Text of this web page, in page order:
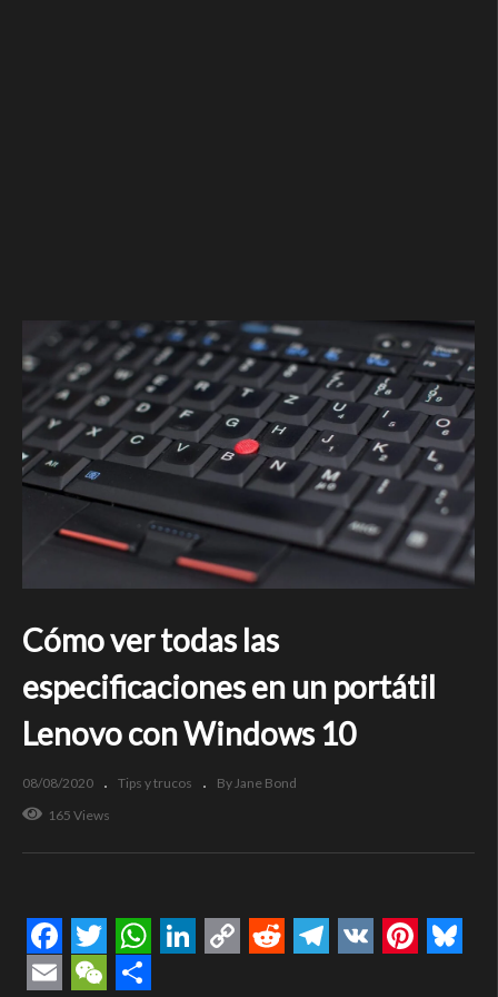
Cómo ver todas las
especificaciones en un portátil
Lenovo con Windows 10
08/08/2020 Tips y trucos
By Jane Bond
165 Views
Facebook
TwitterWhatsApp